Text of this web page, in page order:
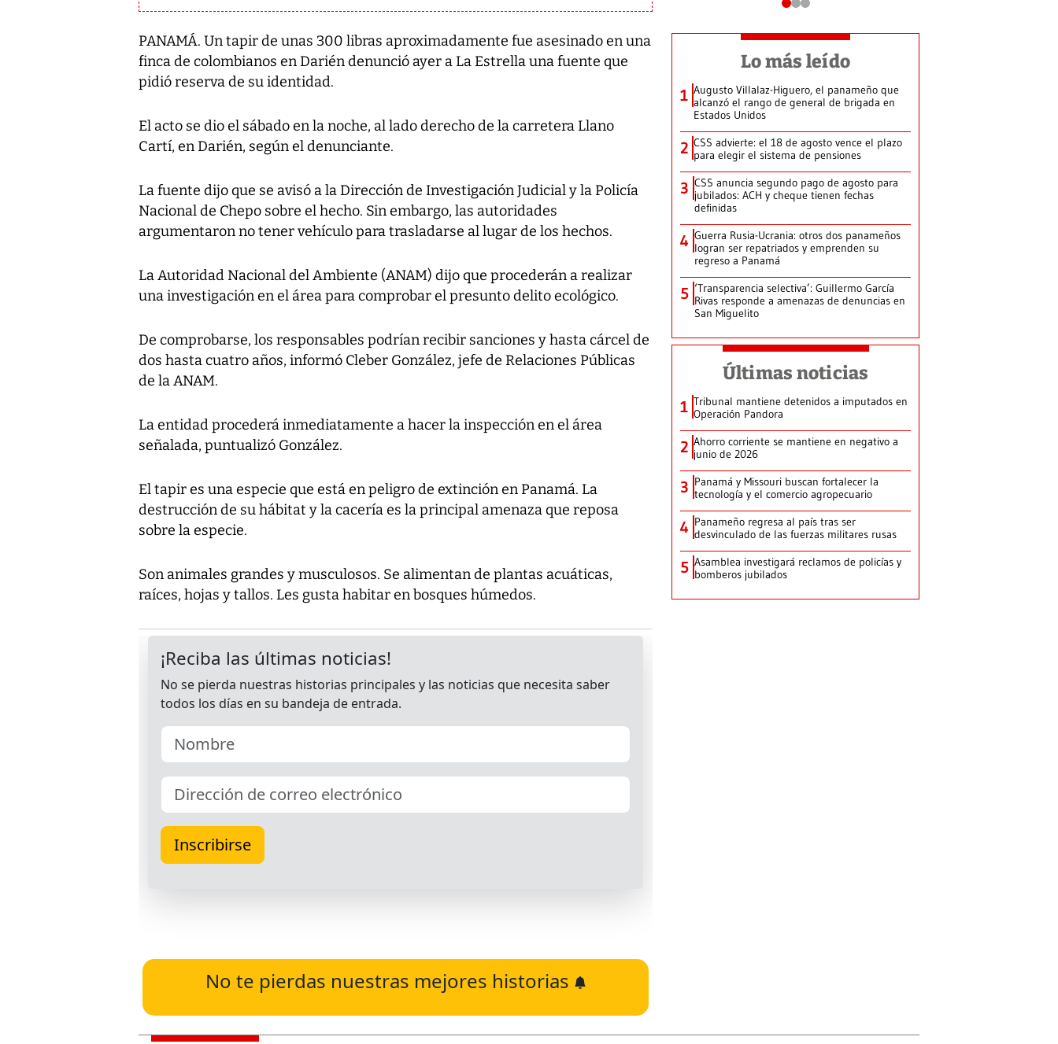
PANAMÁ. Un tapir de unas 300 libras aproximadamente fue asesinado en una
finca de colombianos en Darién denunció ayer a La Estrella una fuente que
pidió reserva de su identidad.
El acto se dio el sábado en la noche, al lado derecho de la carretera Llano
Cartí, en Darién, según el denunciante.
La fuente dijo que se avisó a la Dirección de Investigación Judicial y la Policía
Nacional de Chepo sobre el hecho. Sin embargo, las autoridades
argumentaron no tener vehículo para trasladarse al lugar de los hechos.
La Autoridad Nacional del Ambiente (ANAM) dijo que procederán a realizar
una investigación en el área para comprobar el presunto delito ecológico.
De comprobarse, los responsables podrían recibir sanciones y hasta cárcel de
dos hasta cuatro años, informó Cleber González, jefe de Relaciones Públicas
de la ANAM.
La entidad procederá inmediatamente a hacer la inspección en el área
señalada, puntualizó González.
El tapir es una especie que está en peligro de extinción en Panamá. La
destrucción de su hábitat y la cacería es la principal amenaza que reposa
sobre la especie.
Son animales grandes y musculosos. Se alimentan de plantas acuáticas,
raíces, hojas y tallos. Les gusta habitar en bosques húmedos.
No te pierdas nuestras mejores historias
Lo más leído
1 Augusto Villalaz-Higuero, el panameño que
alcanzó el rango de general de brigada en
Estados Unidos
2 CSS advierte: el 18 de agosto vence el plazo
para elegir el sistema de pensiones
3 CSS anuncia segundo pago de agosto para
jubilados: ACH y cheque tienen fechas
definidas
4 Guerra Rusia-Ucrania: otros dos panameños
logran ser repatriados y emprenden su
regreso a Panamá
5 ‘Transparencia selectiva’: Guillermo García
Rivas responde a amenazas de denuncias en
San Miguelito
Últimas noticias
1 Tribunal mantiene detenidos a imputados en
Operación Pandora
2 Ahorro corriente se mantiene en negativo a
junio de 2026
3 Panamá y Missouri buscan fortalecer la
tecnología y el comercio agropecuario
4 Panameño regresa al país tras ser
desvinculado de las fuerzas militares rusas
5 Asamblea investigará reclamos de policías y
bomberos jubilados